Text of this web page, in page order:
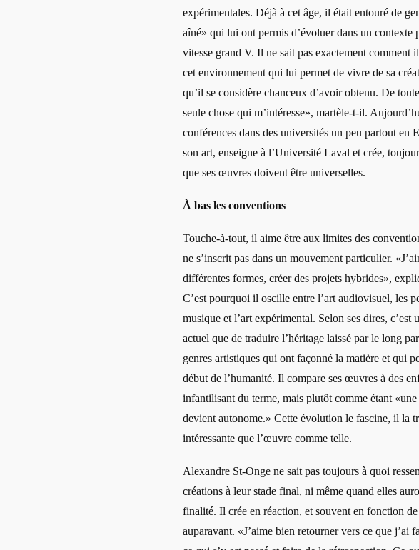
expérimentales. Déjà à cet âge, il était entouré de
aîné» qui lui ont permis d’évoluer dans un contexte
vitesse grand V. Il ne sait pas exactement comment
cet environnement qui lui permet de vivre de sa
qu’il se considère chanceux d’avoir obtenu. De
seule chose qui m’intéresse», martèle-t-il.
conférences dans des universités un peu partout en
son art, enseigne à l’Université Laval et crée,
que ses œuvres doivent être universelles.
À bas les conventions
Touche-à-tout, il aime être aux limites des
ne s’inscrit pas dans un mouvement particulier.
différentes formes, créer des projets hybrides»,
C’est pourquoi il oscille entre l’art audiovisuel, les
musique et l’art expérimental. Selon ses dires, c’est
actuel que de traduire l’héritage laissé par le long
genres artistiques qui ont façonné la matière et qui
début de l’humanité. Il compare ses œuvres à des
infantilisant du terme, mais plutôt comme étant
devient autonome.» Cette évolution le fascine, il la
intéressante que l’œuvre comme telle.
Alexandre St-Onge ne sait pas toujours à quoi
créations à leur stade final, ni même quand elles
finalité. Il crée en réaction, et souvent en fonction de
auparavant. «J’aime bien retourner vers ce que j’ai